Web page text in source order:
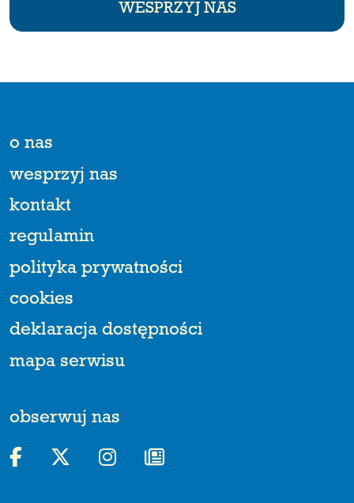
WESPRZYJ NAS
o nas
wesprzyj nas
kontakt
regulamin
polityka prywatności
cookies
deklaracja dostępności
mapa serwisu
obserwuj nas